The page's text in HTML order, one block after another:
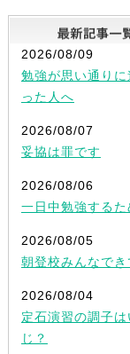
2026/08/09
勉強が思い通り
った人へ
2026/08/07
妥協は罪です
2026/08/06
一日中勉強する
2026/08/05
朝登校みんなでき
2026/08/04
定石演習の調子は
じ？